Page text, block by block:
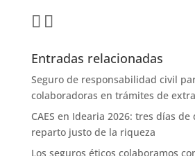
Entradas relacionadas
Seguro de responsabilidad civil
colaboradoras en trámites de
CAES en Idearia 2026: tres días
reparto justo de la riqueza
Los seguros éticos colaboramos